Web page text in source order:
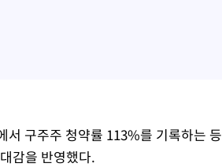
서 구주주 청약률 113%를 기록하는 등
감을 반영했다.